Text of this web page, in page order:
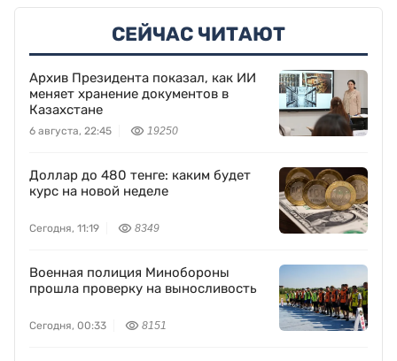
СЕЙЧАС ЧИТАЮТ
Архив Президента показал, как ИИ
меняет хранение документов в
Казахстане
6 августа, 22:45 19250
Доллар до 480 тенге: каким будет
курс на новой неделе
Сегодня, 11:19 8349
Военная полиция Минобороны
прошла проверку на выносливость
Сегодня, 00:33 8151